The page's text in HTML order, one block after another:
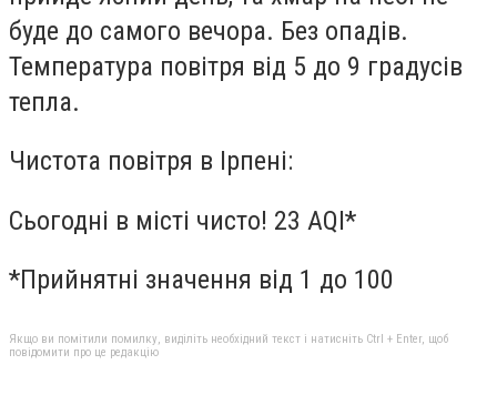
буде до самого вечора. Без опадів.
Температура повітря від 5 до 9 градусів
тепла.
Чистота повітря в Ірпені:
Сьогодні в місті чисто! 23 AQI*
*Прийнятні значення від 1 до 100
Якщо ви помітили помилку, виділіть необхідний текст і натисніть Ctrl + Enter, щоб
повідомити про це редакцію